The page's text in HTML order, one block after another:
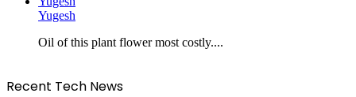
Yugesh
Oil of this plant flower most costly....
Recent Tech News